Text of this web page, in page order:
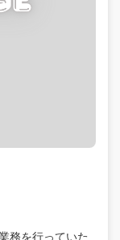
務を行っていた